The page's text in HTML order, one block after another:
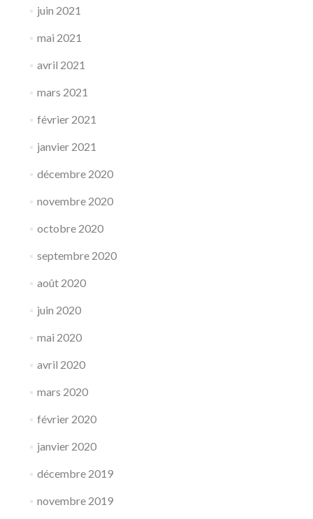
juin 2021
mai 2021
avril 2021
mars 2021
février 2021
janvier 2021
décembre 2020
novembre 2020
octobre 2020
septembre 2020
août 2020
juin 2020
mai 2020
avril 2020
mars 2020
février 2020
janvier 2020
décembre 2019
novembre 2019